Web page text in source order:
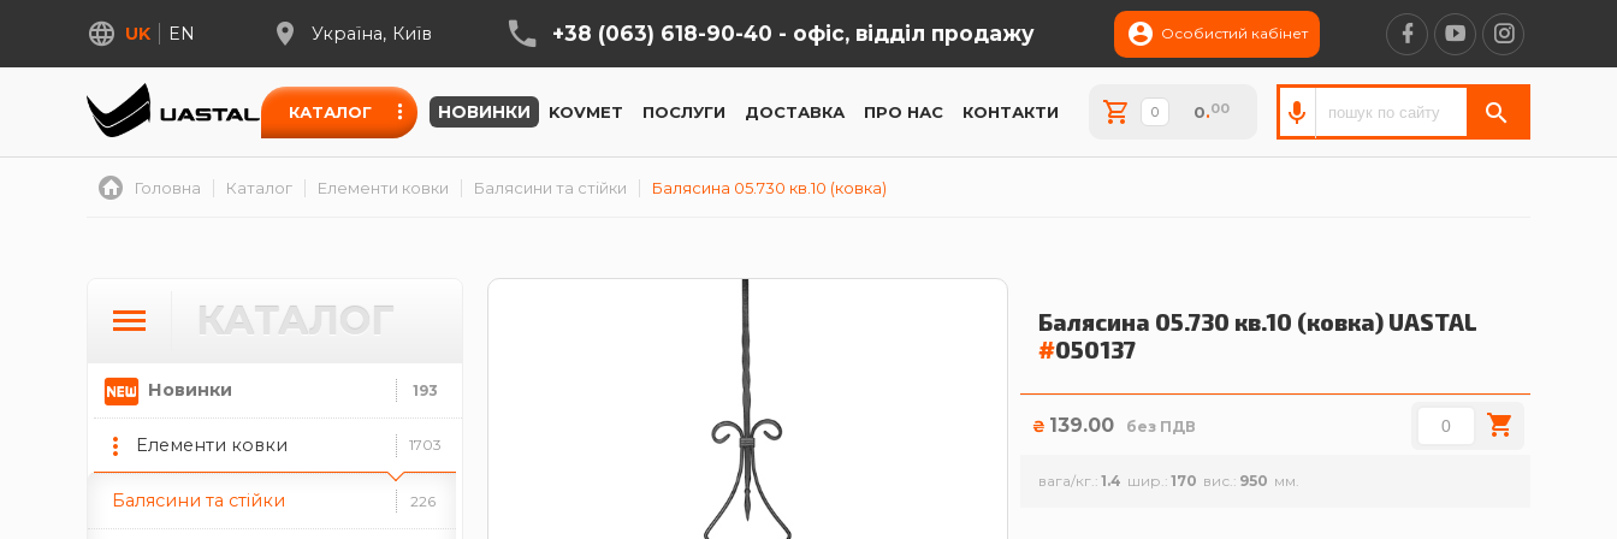
UK EN Україна Київ +38 (063) 618-90-40 - офіс, відділ продажу Особистий кабінет
КАТАЛОГ НОВИНКИ KOVMET ПОСЛУГИ ДОСТАВКА ПРО НАС КОНТАКТИ 0.00
Головна Каталог Елементи ковки Балясини та стійки Балясина 05.730 кв.10 (ковка)
КАТАЛОГ
Новинки 193
Елементи ковки 1703
Художнє литво
Цифри з металу
цифри із нержавійки
долари
ески
різне
Балясини та стійки 226
Балясина 05.730 кв.10 (ковка) UASTAL
#050137
₴ 139.00 без ПДВ
вага/кг. 1.4 шир. 170 вис. 950